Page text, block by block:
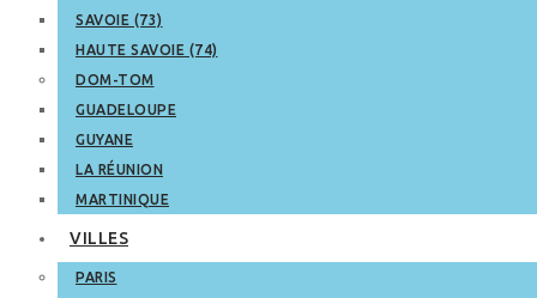
SAVOIE (73)
HAUTE SAVOIE (74)
DOM-TOM
GUADELOUPE
GUYANE
LA RÉUNION
MARTINIQUE
VILLES
PARIS